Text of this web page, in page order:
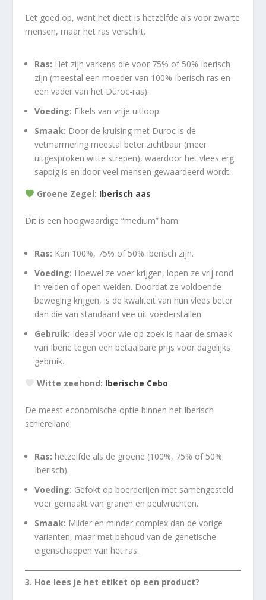
Let goed op, want het dieet is hetzelfde als voor zwarte
mensen, maar het ras verschilt.
Ras: Het zijn varkens die voor 75% of 50% Iberisch
zijn (meestal een moeder van 100% Iberisch ras en
een vader van het Duroc-ras).
Voeding: Eikels van vrije uitloop.
Smaak: Door de kruising met Duroc is de
vetmarmering meestal beter zichtbaar (meer
uitgesproken witte strepen), waardoor het vlees erg
sappig is en door veel mensen gewaardeerd wordt.
Groene Zegel: Iberisch aas
Dit is een hoogwaardige “medium” ham.
Ras: Kan 100%, 75% of 50% Iberisch zijn.
Voeding: Hoewel ze voer krijgen, lopen ze vrij rond
in velden of open weiden. Doordat ze voldoende
beweging krijgen, is de kwaliteit van hun vlees beter
dan die van standaard vee uit voederstallen.
Gebruik: Ideaal voor wie op zoek is naar de smaak
van Iberië tegen een betaalbare prijs voor dagelijks
gebruik.
Witte zeehond: Iberische Cebo
De meest economische optie binnen het Iberisch
schiereiland.
Ras: hetzelfde als de groene (100%, 75% of 50%
Iberisch).
Voeding: Gefokt op boerderijen met samengesteld
voer gemaakt van granen en peulvruchten.
Smaak: Milder en minder complex dan de vorige
varianten, maar met behoud van de genetische
eigenschappen van het ras.
3. Hoe lees je het etiket op een product?